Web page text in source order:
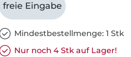
freie Eingabe
Mindestbestellmenge: 1 Stk
Nur noch 4 Stk auf Lager!